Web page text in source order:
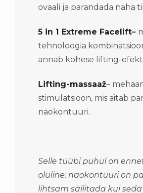
ovaali ja parandada naha
5 in 1 Extreme Facelift–
tehnoloogia
annab kohese lifting-
Lifting-massaaž–
stimulatsioon, mis aitab
näokontuuri.
Selle tüübi puhul on
oluline: näokontuuri on
lihtsam säilitada kui